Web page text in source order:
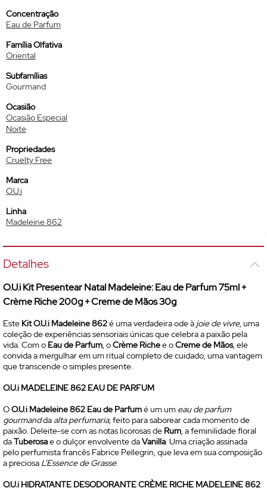
Concentração
Eau de Parfum
Família Olfativa
Oriental
Subfamílias
Gourmand
Ocasião
Ocasião Especial
Noite
Propriedades
Cruelty Free
Marca
O.U.i
Linha
Madeleine 862
Detalhes
O.U.i Kit Presentear Natal Madeleine:Eau de Parfum75ml +
Crème Riche 200g + Creme de Mãos 30g
Este Kit O.U.i Madeleine 862é uma verdadeira ode à joie de vivre, uma
coleção de experiências sensoriais únicas que celebra a paixão pela
vida. Com o Eau de Parfum, oCrème Richee oCreme de Mãos, ele
convida a mergulhar em um ritual completo de cuidado, uma vantagem
que transcende o simples presente.
O.U.i MADELEINE 862 EAU DE PARFUM
OO.U.i Madeleine 862 Eau de Parfumé um um eau de parfum
gourmandda alta perfumaria, feito para saborear cada momento de
paixão. Deleite-se com as notas licorosas de Rum, a feminilidade floral
daTuberosae o dulçor envolvente daVanilla. Uma criação assinada
pelo perfumista francês Fabrice Pellegrin, que leva em sua composição
a preciosa L’Essence de Grasse.
O.U.i HIDRATANTE DESODORANTE CRÈME RICHE MADELEINE 862